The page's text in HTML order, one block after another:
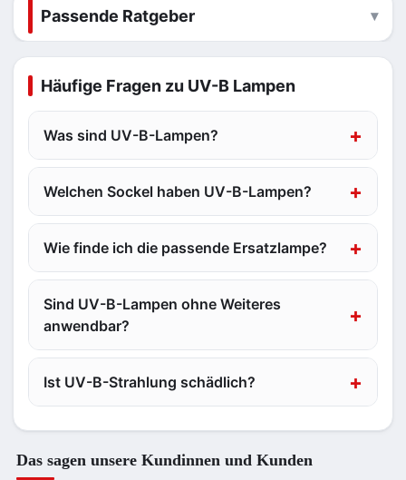
Passende Ratgeber
Häufige Fragen zu UV-B Lampen
Was sind UV-B-Lampen?
Welchen Sockel haben UV-B-Lampen?
Wie finde ich die passende Ersatzlampe?
Sind UV-B-Lampen ohne Weiteres
anwendbar?
Ist UV-B-Strahlung schädlich?
Das sagen unsere Kundinnen und Kunden